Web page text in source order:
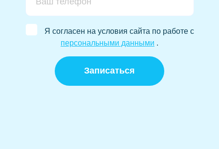
Я согласен на условия сайта по работе с
персональными данными .
Записаться